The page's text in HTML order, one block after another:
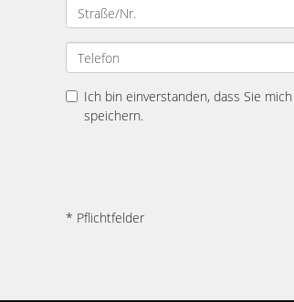
Ich bin einverstanden, dass Sie
speichern.
* Pflichtfelder